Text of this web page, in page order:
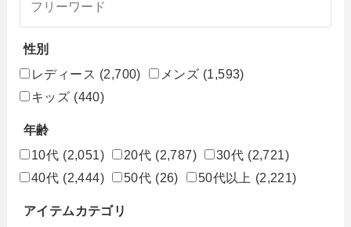
性別
レディース (2,700) メンズ (1,593)
キッズ (440)
年齢
10代 (2,051) 20代 (2,787) 30代 (2,721)
40代 (2,444) 50代 (26) 50代以上 (2,221)
アイテムカテゴリ